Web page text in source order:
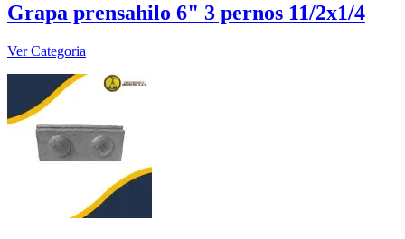
Grapa prensahilo 6" 3 pernos 11/2x1/4
Ver Categoria